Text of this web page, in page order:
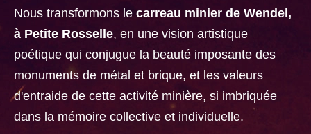
Nous transformons le carreau minier de Wendel,
à Petite Rosselle, en une vision artistique
poétique qui conjugue la beauté imposante des
monuments de métal et brique, et les valeurs
d'entraide de cette activité minière, si imbriquée
dans la mémoire collective et individuelle.